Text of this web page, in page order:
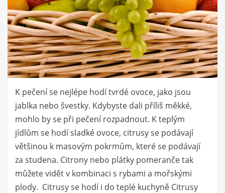
K pečení se nejlépe hodí tvrdé ovoce, jako jsou
jablka nebo švestky. Kdybyste dali příliš měkké,
mohlo by se při pečení rozpadnout. K teplým
jídlům se hodí sladké ovoce, citrusy se podávají
většinou k masovým pokrmům, které se podávají
za studena. Citrony nebo plátky pomeranče tak
můžete vidět v kombinaci s rybami a mořskými
plody. Citrusy se hodí i do teplé kuchyně Citrusy